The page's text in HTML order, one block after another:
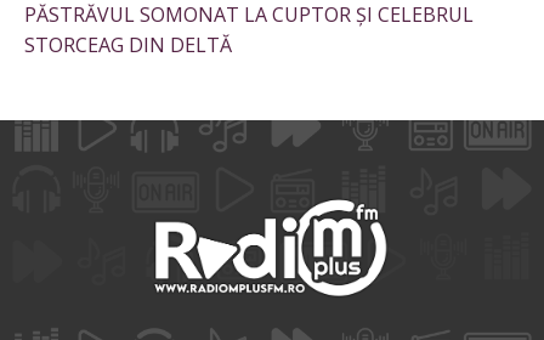
PĂSTRĂVUL SOMONAT LA CUPTOR ȘI CELEBRUL
STORCEAG DIN DELTĂ